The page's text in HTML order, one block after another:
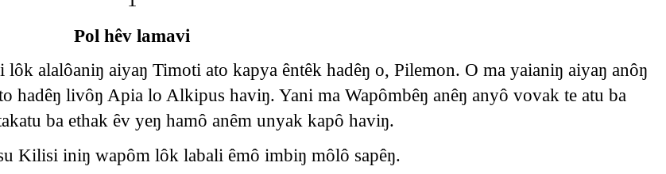
Pol hêv lamavi
alalôaniŋ aiyaŋ Timoti ato kapya êntêk hadêŋ o, Pilemon. O ma yaianiŋ aiyaŋ anôŋ
hadêŋ livôŋ Apia lo Alkipus haviŋ. Yani ma Wapômbêŋ anêŋ anyô vovak te atu ba
ba ethak êv yeŋ hamô anêm unyak kapô haviŋ.
Kilisi iniŋ wapôm lôk labali êmô imbiŋ môlô sapêŋ.